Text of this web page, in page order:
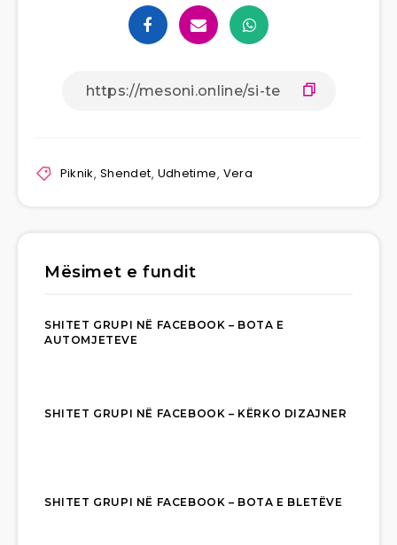
Piknik,Shendet, Udhetime, Vera
Mësimet e fundit
SHITET GRUPI NË FACEBOOK – BOTA E
AUTOMJETEVE
SHITET GRUPI NË FACEBOOK – KËRKO DIZAJNER
SHITET GRUPI NË FACEBOOK – BOTA E BLETËVE